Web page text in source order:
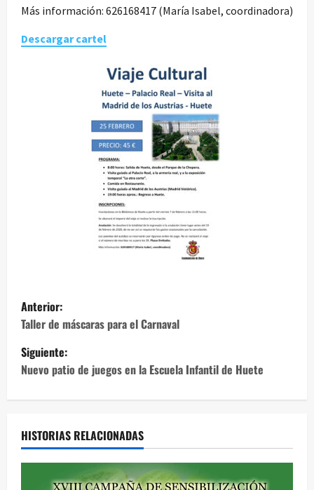
Más información: 626168417 (María Isabel, coordinadora)
Descargar cartel
N
a
v
a
Anterior:
Taller de máscaras para el Carnaval
Siguiente:
Nuevo patio de juegos en la Escuela Infantil de Huete
HISTORIAS RELACIONADAS